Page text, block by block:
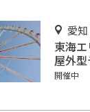
愛
東海
屋外
積ラン
開催中